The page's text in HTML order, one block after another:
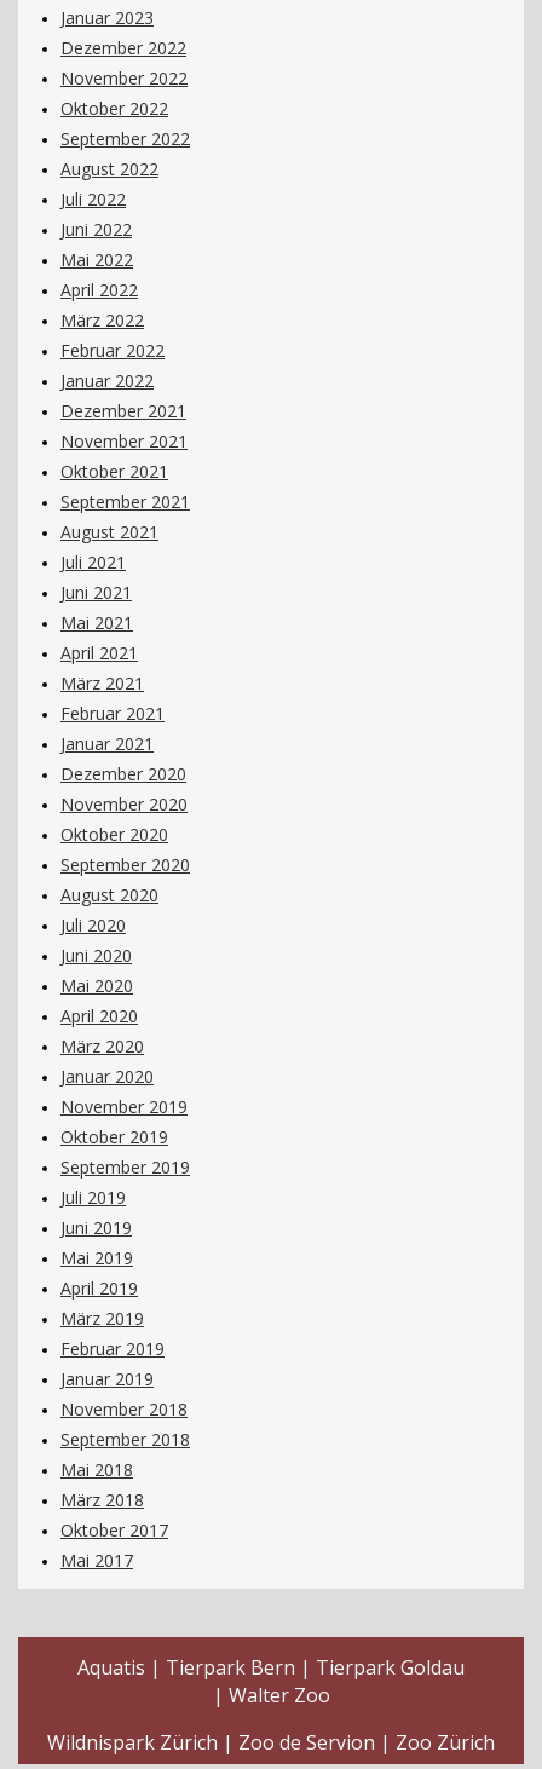
Januar 2023
Dezember 2022
November 2022
Oktober 2022
September 2022
August 2022
Juli 2022
Juni 2022
Mai 2022
April 2022
März 2022
Februar 2022
Januar 2022
Dezember 2021
November 2021
Oktober 2021
September 2021
August 2021
Juli 2021
Juni 2021
Mai 2021
April 2021
März 2021
Februar 2021
Januar 2021
Dezember 2020
November 2020
Oktober 2020
September 2020
August 2020
Juli 2020
Juni 2020
Mai 2020
April 2020
März 2020
Januar 2020
November 2019
Oktober 2019
September 2019
Juli 2019
Juni 2019
Mai 2019
April 2019
März 2019
Februar 2019
Januar 2019
November 2018
September 2018
Mai 2018
März 2018
Oktober 2017
Mai 2017
Aquatis Tierpark Bern
Tierpark Goldau
Walter Zoo
Wildnispark Zürich
Zoo de Servion Zoo Zürich